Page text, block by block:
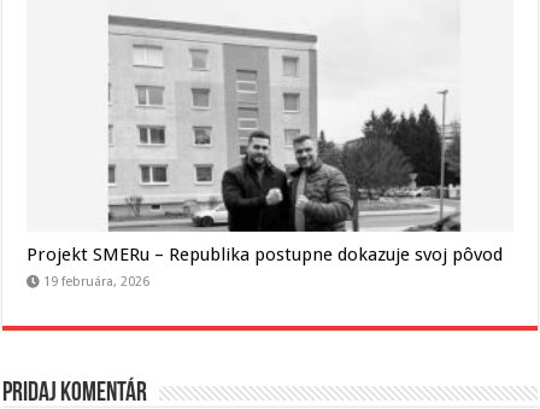
Projekt SMERu – Republika postupne dokazuje svoj pôvod
19 februára, 2026
Pridaj komentár